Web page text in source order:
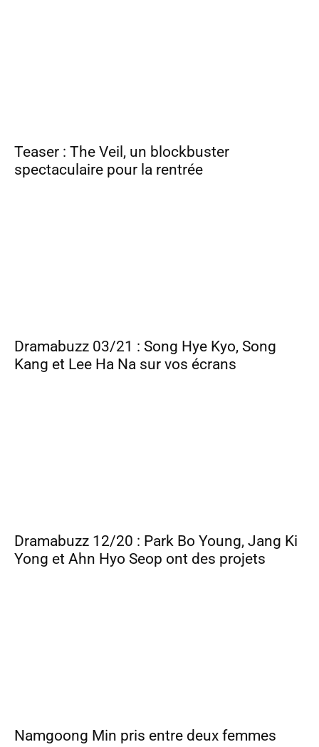
Teaser : The Veil, un blockbuster
spectaculaire pour la rentrée
Dramabuzz 03/21 : Song Hye Kyo, Song
Kang et Lee Ha Na sur vos écrans
Dramabuzz 12/20 : Park Bo Young, Jang Ki
Yong et Ahn Hyo Seop ont des projets
Namgoong Min pris entre deux femmes